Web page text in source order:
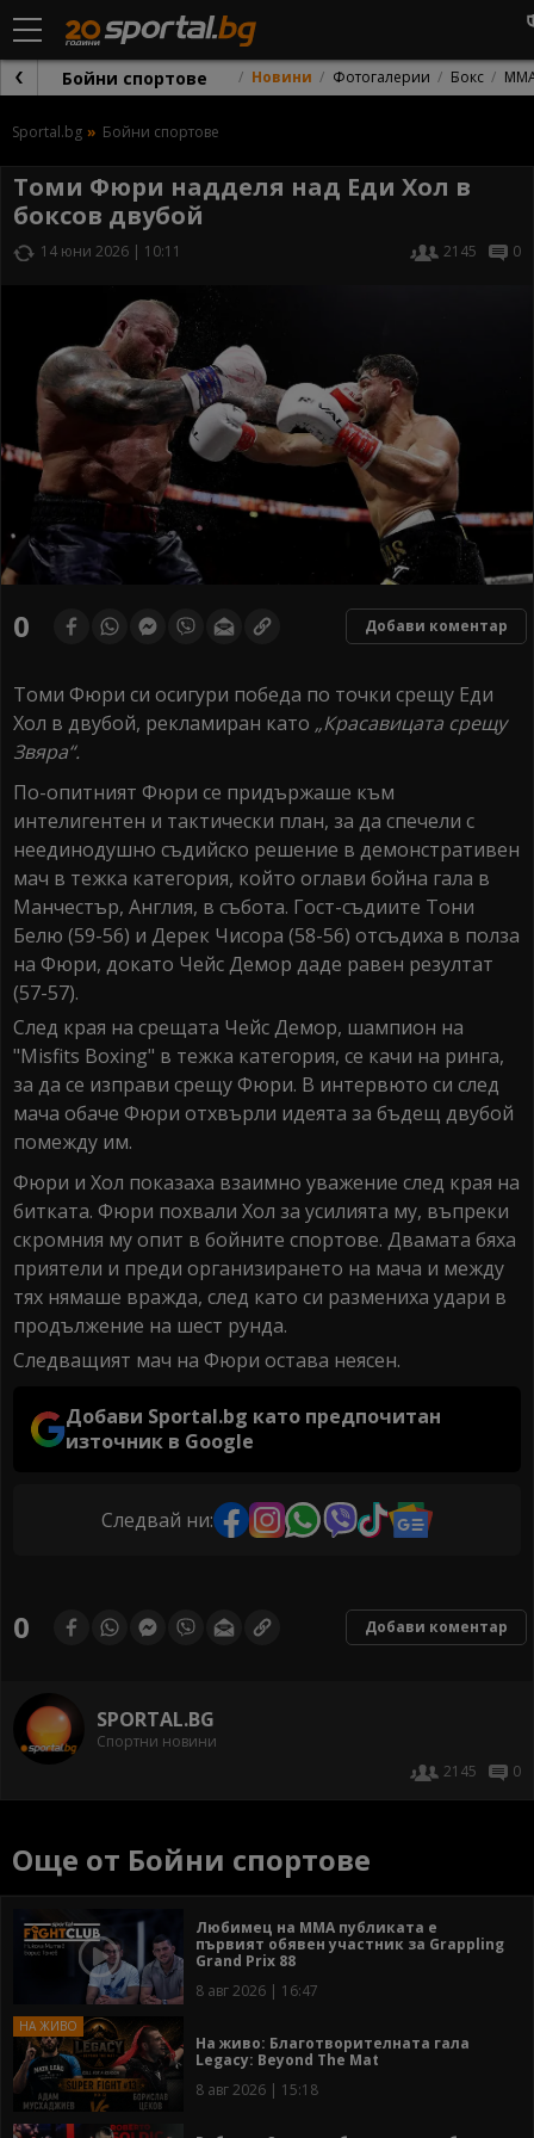
Бойни спортове Новини Фотогалерии Бокс
Sportal.bg Бойни спортове
Томи Фюри надделя над Еди Хол в
боксов двубой
14 юни 2026 | 10:11 2145 0
0 Добави коментар
Томи Фюри си осигури победа по точки срещу Еди
Хол в двубой, рекламиран като „Красавицата срещу
Звяра“.
По-опитният Фюри се придържаше към
интелигентен и тактически план, за да спечели с
неединодушно съдийско решение в демонстративен
мач в тежка категория, който оглави бойна гала в
Манчестър, Англия, в събота. Гост-съдиите Тони
Белю (59-56) и Дерек Чисора (58-56) отсъдиха в полза
на Фюри, докато Чейс Демор даде равен резултат
(57-57).
След края на срещата Чейс Демор, шампион на
"Misfits Boxing" в тежка категория, се качи на ринга,
за да се изправи срещу Фюри. В интервюто си след
мача обаче Фюри отхвърли идеята за бъдещ двубой
помежду им.
Фюри и Хол показаха взаимно уважение след края на
битката. Фюри похвали Хол за усилията му, въпреки
скромния му опит в бойните спортове. Двамата бяха
приятели и преди организирането на мача и между
тях нямаше вражда, след като си размениха удари в
продължение на шест рунда.
Следващият мач на Фюри остава неясен.
Добави Sportal.bg като предпочитан
източник в Google
Следвай ни:
0 Добави коментар
SPORTAL.BG
Спортни новини
2145
0
Още от Бойни спортове
Любимец на ММА публиката е
първият обявен участник за Grappling
Grand Prix 88
8 авг 2026 | 16:47
На живо: Благотворителната гала
Legacy: Beyond The Mat
8 авг 2026 | 15:18